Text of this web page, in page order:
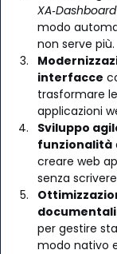
XA‑Dashboard
modo
non serve più.
interfacce
trasformare
applicazioni
Sviluppo
funzionalità
creare web
senza scrivere
documentali
per gestire
modo nativo